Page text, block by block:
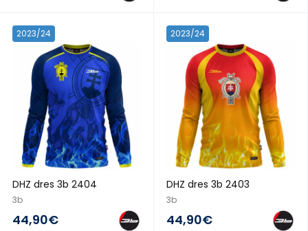
2023/24
DHZ dres 3b 2404
3b
44,90€
2023/24
DHZ dres 3b 2403
3b
44,90€